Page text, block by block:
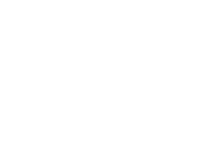
помощью